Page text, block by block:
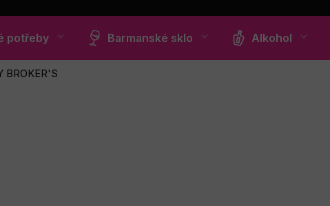
potřeby Barmanské sklo Alkohol
BROKER'S